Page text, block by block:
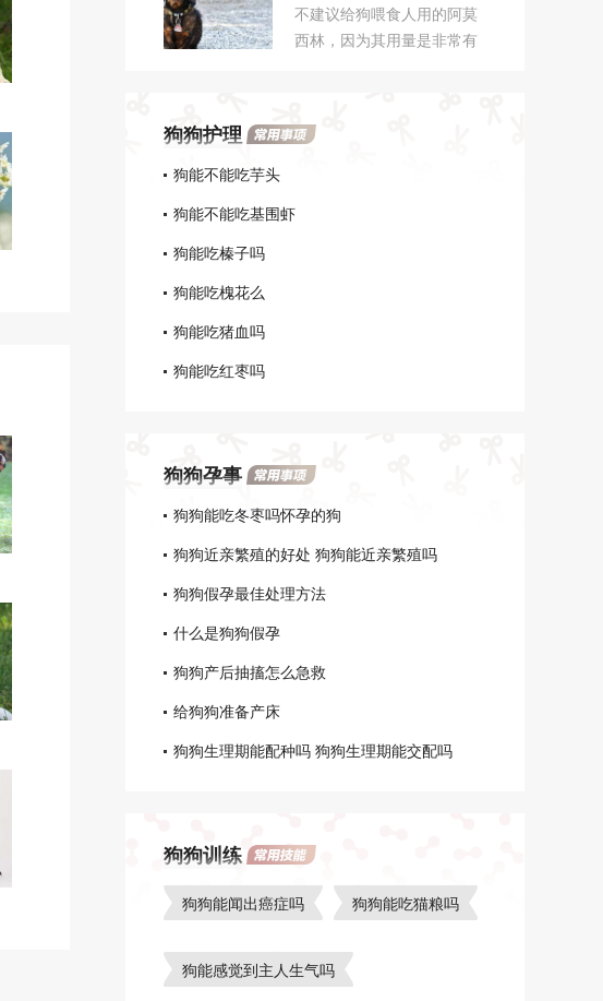
量不要吃，不然会产生一定
的副作用，要根据狗狗的体
五天。
炎吗
不建议给狗喂食人用的阿莫
西林，因为其用量是非常有
狗服用过量阿莫西林后，情
狗狗护理
狗能不能吃芋头
狗能不能吃基围虾
狗能吃榛子吗
狗能吃槐花么
狗能吃猪血吗
狗能吃红枣吗
狗狗孕事
狗狗能吃冬枣吗怀孕的狗
狗狗近亲繁殖的好处 狗狗能近亲繁殖吗
狗狗假孕最佳处理方法
什么是狗狗假孕
狗狗产后抽搐怎么急救
给狗狗准备产床
狗狗生理期能配种吗 狗狗生理期能交配吗
狗狗训练
狗狗能闻出癌症吗 狗狗能吃猫粮吗
狗能感觉到主人生气吗